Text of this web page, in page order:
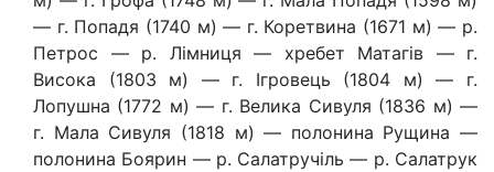
— г. Попадя (1740 м) — г. Коретвина (1671 м) — р.
Петрос — р. Лімниця — хребет Матагів — г.
Висока (1803 м) — г. Ігровець (1804 м) — г.
Лопушна (1772 м) — г. Велика Сивуля (1836 м) —
г. Мала Сивуля (1818 м) — полонина Рущина —
полонина Боярин — р. Салатручіль — р. Салатрук